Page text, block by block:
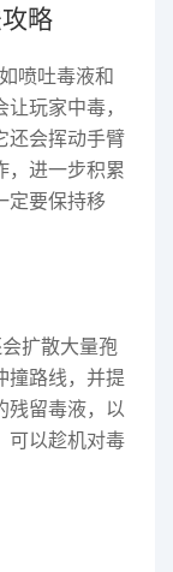
略
喷吐毒液和
玩家中毒，
还会挥动手臂
，进一步积累
定要保持移
扩散大量孢
撞路线，并提
残留毒液，以
可以趁机对毒